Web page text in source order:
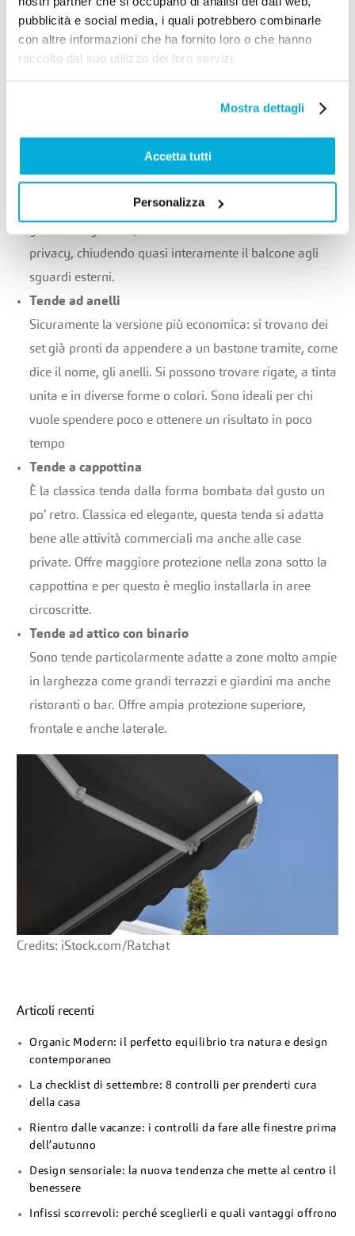
pubblicità e social media, i quali potrebbero combinarle
con altre informazioni che ha fornito loro o che hanno
raccolto dal suo utilizzo dei loro servizi.
Mostra dettagli
Accetta tutti
Personalizza
aprire o chiudere la tenda che è fissata al muro o al
soffitto. Per diminuire l’impatto estetico si può anche
scegliere una tenda a scomparsa totale grazie a una
Questo tipo di tende viene usato specialmente nei
balconi o terrazzi con una copertura superiore già
presente. Sul tetto viene applicato un rullo da cui
scenderà, verticalmente, la tenda. Questo modello
privacy, chiudendo quasi interamente il balcone agli
sguardi esterni.
Tende ad anelli
Sicuramente la versione più economica: si trovano dei
set già pronti da appendere a un bastone tramite, come
dice il nome, gli anelli. Si possono trovare rigate, a tinta
unita e in diverse forme o colori. Sono ideali per chi
vuole spendere poco e ottenere un risultato in poco
tempo
Tende a cappottina
È la classica tenda dalla forma bombata dal gusto un
po’ retro. Classica ed elegante, questa tenda si adatta
bene alle attività commerciali ma anche alle case
private. Offre maggiore protezione nella zona sotto la
cappottina e per questo è meglio installarla in aree
circoscritte.
Tende ad attico con binario
Sono tende particolarmente adatte a zone molto ampie
in larghezza come grandi terrazzi e giardini ma anche
ristoranti o bar. Offre ampia protezione superiore,
frontale e anche laterale.
Credits: iStock.com/Ratchat
Articoli recenti
Organic Modern: il perfetto equilibrio tra natura e design
contemporaneo
La checklist di settembre: 8 controlli per prenderti cura
della casa
Rientro dalle vacanze: i controlli da fare alle finestre prima
dell’autunno
Design sensoriale: la nuova tendenza che mette al centro il
benessere
Infissi scorrevoli: perché sceglierli e quali vantaggi offrono